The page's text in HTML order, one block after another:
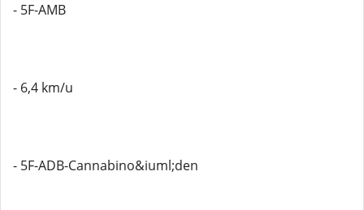
- 5F-AMB
- 6,4 km/u
- 5F-ADB-Cannabino&iuml;den